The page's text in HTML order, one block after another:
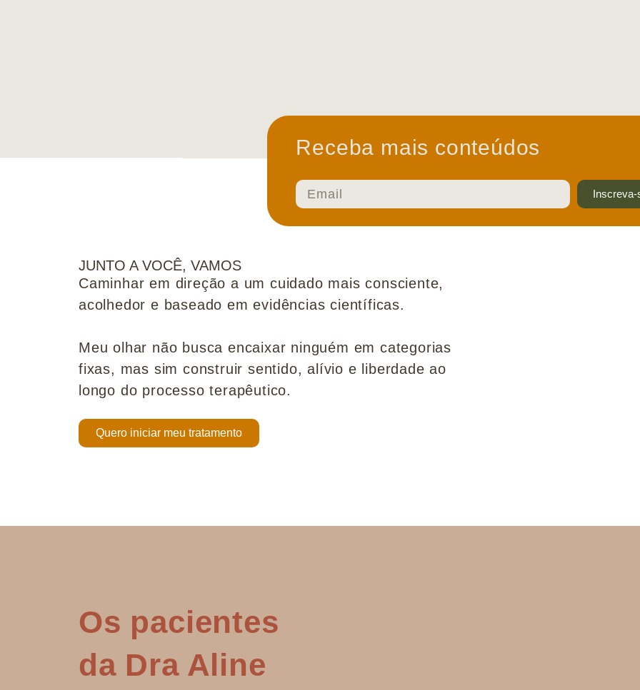
Receba mais conteúdos
Inscreva-
JUNTO A VOCÊ, VAMOS
Caminhar em direção a um cuidado mais consciente,
acolhedor e baseado em evidências científicas.
Meu olhar não busca encaixar ninguém em categorias
fixas, mas sim construir sentido, alívio e liberdade ao
longo do processo terapêutico.
Quero iniciar meu tratamento
Os pacientes
da Dra Aline